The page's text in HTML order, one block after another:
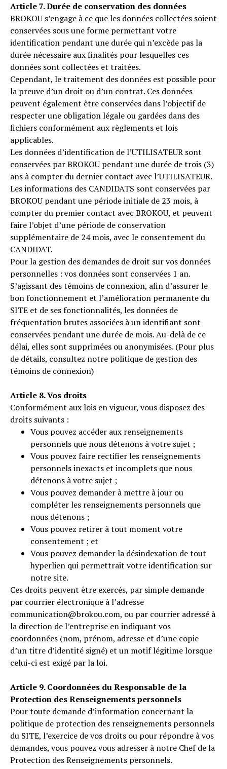
Article 7. Durée de conservation des données
BROKOU s’engage à ce que les données collectées soient
conservées sous une forme permettant votre
identification pendant une durée qui n’excède pas la
durée nécessaire aux finalités pour lesquelles ces
données sont collectées et traitées.
Cependant, le traitement des données est possible pour
la preuve d’un droit ou d’un contrat. Ces données
peuvent également être conservées dans l’objectif de
respecter une obligation légale ou gardées dans des
fichiers conformément aux règlements et lois
applicables.
Les données d’identification de l’UTILISATEUR sont
conservées par BROKOU pendant une durée de trois (3)
ans à compter du dernier contact avec l’UTILISATEUR.
Les informations des CANDIDATS sont conservées par
BROKOU pendant une période initiale de 23 mois, à
compter du premier contact avec BROKOU, et peuvent
faire l’objet d’une période de conservation
supplémentaire de 24 mois, avec le consentement du
CANDIDAT.
Pour la gestion des demandes de droit sur vos données
personnelles : vos données sont conservées 1 an.
S’agissant des témoins de connexion, afin d’assurer le
bon fonctionnement et l’amélioration permanente du
SITE et de ses fonctionnalités, les données de
fréquentation brutes associées à un identifiant sont
conservées pendant une durée de mois. Au-delà de ce
délai, elles sont supprimées ou anonymisées. (Pour plus
de détails, consultez notre politique de gestion des
témoins de connexion)
Article 8. Vos droits
Conformément aux lois en vigueur, vous disposez des
droits suivants :
Vous pouvez accéder aux renseignements
personnels que nous détenons à votre sujet ;
Vous pouvez faire rectifier les renseignements
personnels inexacts et incomplets que nous
détenons à votre sujet ;
Vous pouvez demander à mettre à jour ou
compléter les renseignements personnels que
nous détenons ;
Vous pouvez retirer à tout moment votre
consentement ; et
Vous pouvez demander la désindexation de tout
hyperlien qui permettrait votre identification sur
notre site.
Ces droits peuvent être exercés, par simple demande
par courrier électronique à l’adresse
communication@brokou.com, ou par courrier adressé à
la direction de l’entreprise en indiquant vos
coordonnées (nom, prénom, adresse et d’une copie
d’un titre d’identité signé) et un motif légitime lorsque
celui-ci est exigé par la loi.
Article 9. Coordonnées du Responsable de la
Protection des Renseignements personnels
Pour toute demande d’information concernant la
politique de protection des renseignements personnels
du SITE, l’exercice de vos droits ou pour répondre à vos
demandes, vous pouvez vous adresser à notre Chef de la
Protection des Renseignements personnels.